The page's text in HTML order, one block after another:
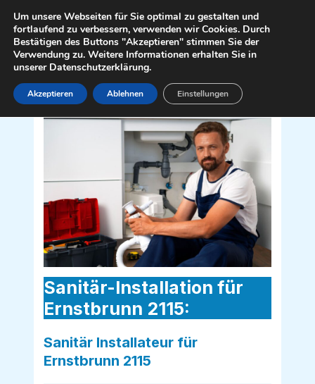
Inhalt
springen
Sanitär Installateur für Ernstbrunn 2115
Sanitär-Installation für
Ernstbrunn 2115:
Sanitär Installateur für
Ernstbrunn 2115
Um unsere Webseiten für Sie optimal zu gestalten und
fortlaufend zu verbessern, verwenden wir Cookies. Durch
Bestätigen des Buttons "Akzeptieren" stimmen Sie der
Verwendung zu. Weitere Informationen erhalten Sie in
unserer Datenschutzerklärung.
Akzeptieren Ablehnen Einstellungen